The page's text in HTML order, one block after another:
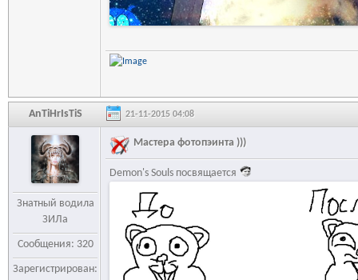
AnTiHrIsTiS 21-11-2015 04:08
Знатный водила
ЗИЛа
Сообщения: 320
Зарегистрирован:
Мастера фотопэинта )))
Demon's Souls посвящается